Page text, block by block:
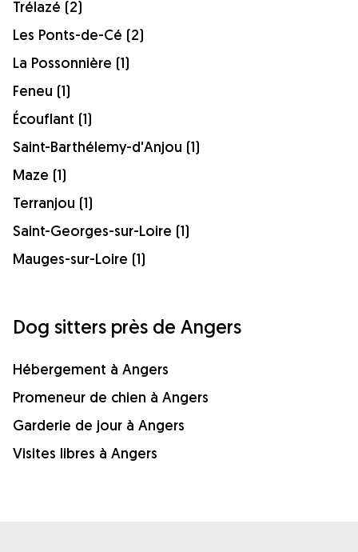
Trélazé (2)
Les Ponts-de-Cé (2)
La Possonnière (1)
Feneu (1)
Écouflant (1)
Saint-Barthélemy-d'Anjou (1)
Maze (1)
Terranjou (1)
Saint-Georges-sur-Loire (1)
Mauges-sur-Loire (1)
Dog sitters près de Angers
Hébergement à Angers
Promeneur de chien à Angers
Garderie de jour à Angers
Visites libres à Angers